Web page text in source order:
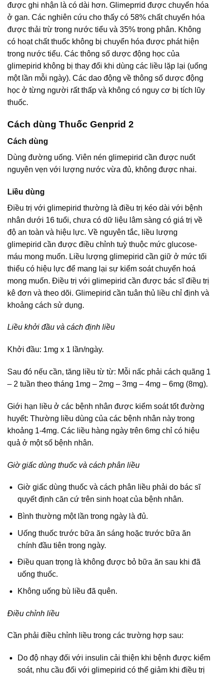
được ghi nhận là có dài hơn. Glimeprrid được chuyển hóa
ở gan. Các nghiên cứu cho thấy có 58% chất chuyển hóa
được thải trừ trong nước tiểu và 35% trong phân. Không
có hoạt chất thuốc không bị chuyển hóa được phát hiện
trong nước tiểu. Các thông số dược động học của
glimepirid không bị thay đổi khi dùng các liều lặp lại (uống
một lần mỗi ngày). Các dao động về thông số dược động
học ở từng người rất thấp và không có nguy cơ bị tích lũy
thuốc.
Cách dùng Thuốc Genprid 2
Cách dùng
Dùng đường uống. Viên nén glimepirid cần được nuốt
nguyên vẹn với lượng nước vừa đủ, không được nhai.
Liều dùng
Điều trị với glimepirid thường là điều trị kéo dài với bệnh
nhân dưới 16 tuổi, chưa có dữ liệu lâm sàng có giá trị về
độ an toàn và hiệu lực. Về nguyên tắc, liều lượng
glimepirid cần được điều chỉnh tuỳ thuộc mức glucose-
máu mong muốn. Liều lượng glimepirid cần giữ ở mức tối
thiểu có hiệu lực để mang lại sự kiểm soát chuyển hoá
mong muốn. Điều trị với glimepirid cần được bác sĩ điều trị
kê đơn và theo dõi. Glimepirid cần tuân thủ liều chỉ định và
khoảng cách sử dụng.
Liều khởi đầu và cách định liều
Khởi đầu: 1mg x 1 lần/ngày.
Sau đó nếu cần, tăng liều từ từ: Mỗi nấc phải cách quãng 1
– 2 tuần theo tháng 1mg – 2mg – 3mg – 4mg – 6mg (8mg).
Giới hạn liều ở các bệnh nhân được kiểm soát tốt đường
huyết: Thường liều dùng của các bệnh nhân này trong
khoảng 1-4mg. Các liều hàng ngày trên 6mg chỉ có hiệu
quả ở một số bệnh nhân.
Giờ giấc dùng thuốc và cách phân liều
Giờ giấc dùng thuốc và cách phân liều phải do bác sĩ
quyết định căn cứ trên sinh hoạt của bệnh nhân.
Bình thường một lần trong ngày là đủ.
Uống thuốc trước bữa ăn sáng hoặc trước bữa ăn
chính đầu tiên trong ngày.
Điều quan trọng là không được bỏ bữa ăn sau khi đã
uống thuốc.
Không uống bù liều đã quên.
Điều chỉnh liều
Cần phải điều chỉnh liều trong các trường hợp sau:
Do độ nhạy đối với insulin cải thiện khi bệnh được kiểm
soát, nhu cầu đối với glimepirid có thể giảm khi điều trị